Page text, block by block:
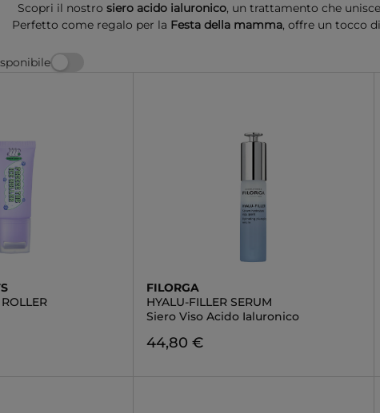
Scopri il nostro siero acido ialuronico, un trattamento che
Perfetto come regalo per la Festa della mamma, offre un tocco
FILORGA
HYALU-FILLER SERUM
Siero Viso Acido Ialuronico
44,80 €